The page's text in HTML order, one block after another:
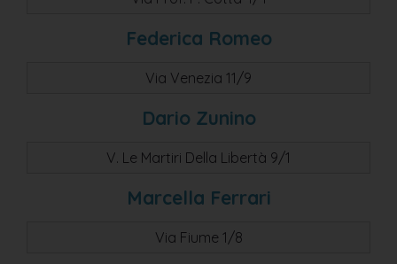
Federica Romeo
Via Venezia 11/9
Dario Zunino
V. Le Martiri Della Libertà 9/1
Marcella Ferrari
Via Fiume 1/8